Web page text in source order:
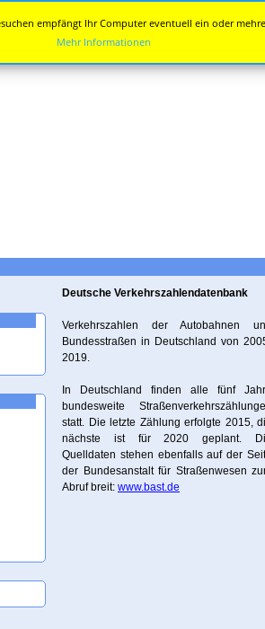
Deutsche Verkehrszahlendatenbank
Verkehrszahlen der Autobahnen
Bundesstraßen in Deutschland von
2019.
In Deutschland finden alle fünf
bundesweite
statt. Die letzte Zählung erfolgte 2015,
nächste ist für 2020 geplant.
Quelldaten stehen ebenfalls auf der
der Bundesanstalt für Straßenwesen
Abruf breit: www.bast.de
empfängt Ihr Computer eventuell ein oder
Mehr Informationen